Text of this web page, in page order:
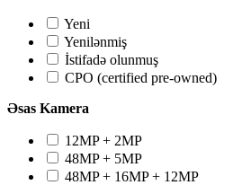
Yeni
Yenilənmiş
İstifadə olunmuş
CPO (certified pre-owned)
Əsas Kamera
12MP + 2MP
48MP + 5MP
48MP + 16MP + 12MP